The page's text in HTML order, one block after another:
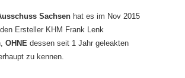
Sachsen hat es im Nov 2015
Ersteller KHM Frank Lenk
OHNE dessen seit 1 Jahr geleakten
zu kennen.